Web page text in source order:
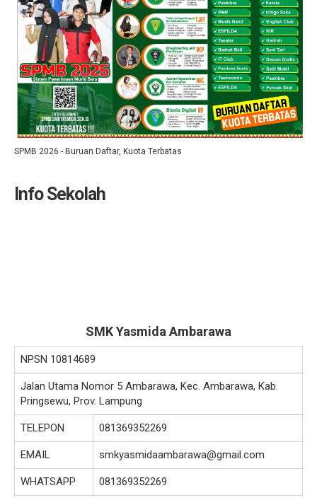
SPMB 2026 - Buruan Daftar, Kuota Terbatas
Info Sekolah
SMK Yasmida Ambarawa
NPSN 10814689
Jalan Utama Nomor 5 Ambarawa, Kec. Ambarawa, Kab.
Pringsewu, Prov. Lampung
TELEPON 081369352269
EMAIL smkyasmidaambarawa@gmail.com
WHATSAPP 081369352269